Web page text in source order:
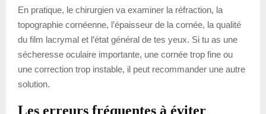
En pratique, le chirurgien va examiner la réfraction, la
topographie cornéenne, l’épaisseur de la cornée, la qualité
du film lacrymal et l’état général de tes yeux. Si tu as une
sécheresse oculaire importante, une cornée trop fine ou
une correction trop instable, il peut recommander une autre
solution.
Les erreurs fréquentes à éviter